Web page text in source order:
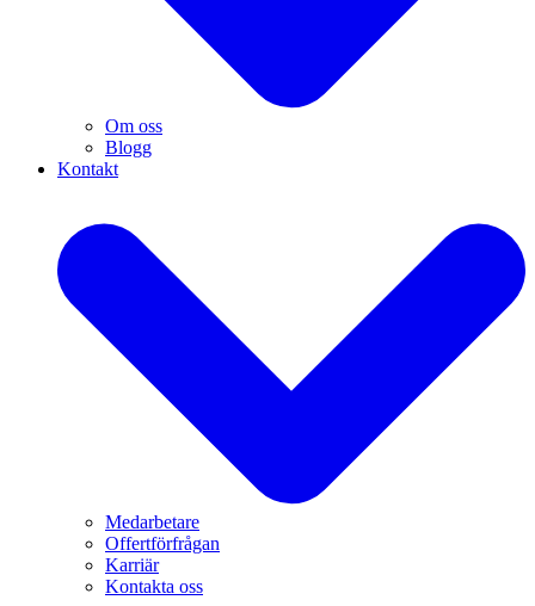
Om oss
Blogg
Kontakt
Medarbetare
Offertförfrågan
Karriär
Kontakta oss